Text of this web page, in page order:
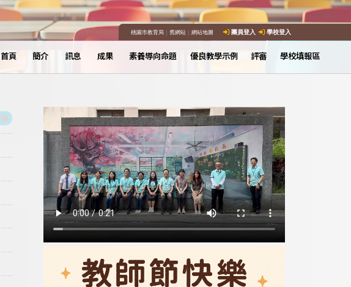
桃園市教育局｜ 舊網站｜ 網站地圖 團員登入 學校登入
首頁 簡介 訊息 成果 素養導向命題 優良教學示例 評審 學校填報區